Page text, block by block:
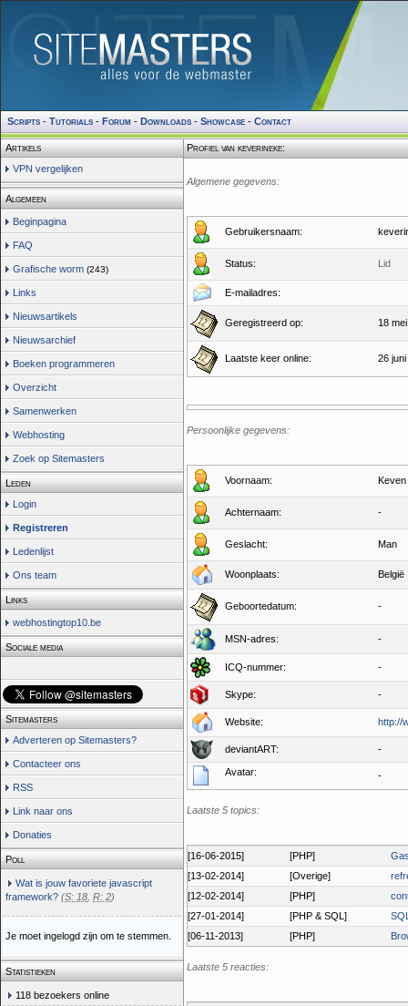
Scripts - Tutorials - Forum - Downloads - Showcase - Contact
Artikels
VPN vergelijken
Algemeen
Beginpagina
FAQ
Grafische worm (243)
Links
Nieuwsartikels
Nieuwsarchief
Boeken programmeren
Overzicht
Samenwerken
Webhosting
Zoek op Sitemasters
Leden
Login
Registreren
Ledenlijst
Ons team
Links
webhostingtop10.be
Sociale media
Sitemasters
Adverteren op Sitemasters?
Contacteer ons
RSS
Link naar ons
Donaties
Poll
Wat is jouw favoriete javascript
framework? (S: 18 R: 2)
Je moet ingelogd zijn om te stemmen.
Statistieken
118 bezoekers online
Profiel van keverineke:
Algemene gegevens:
Gebruikersnaam:
Status: Lid
E-mailadres:
Geregistreerd op: 18
Laatste keer online: 26
Persoonlijke gegevens:
Voornaam: Keven
Achternaam: -
Geslacht: Man
Woonplaats: België
Geboortedatum: -
MSN-adres: -
ICQ-nummer: -
Skype: -
Website: http://
deviantART: -
Avatar: -
Laatste 5 topics:
[16-06-2015] [PHP]
[13-02-2014]
[Overige]
[12-02-2014]
[PHP]
[27-01-2014]
[PHP & SQL]
[06-11-2013]
[PHP]
Laatste 5 reacties: